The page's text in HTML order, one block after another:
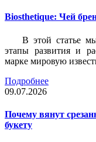
Biosthetique: Чей
В этой статье
этапы развития и
марке мировую
Подробнее
09.07.2026
Почему вянут
букету